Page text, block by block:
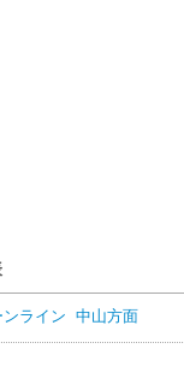
ンライン 中山方面